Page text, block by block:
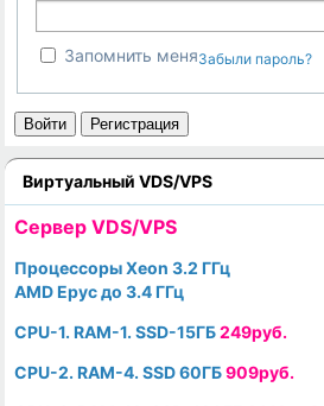
Запомнить меняЗабыли пароль?
Войти Регистрация
Виртуальный VDS/VPS
Cервер VDS/VPS
Процессоры Xeon 3.2 ГГц
AMD Epyc до 3.4 ГГц
CPU-1. RAM-1. SSD-15ГБ249руб.
CPU-2. RAM-4. SSD 60ГБ909руб.